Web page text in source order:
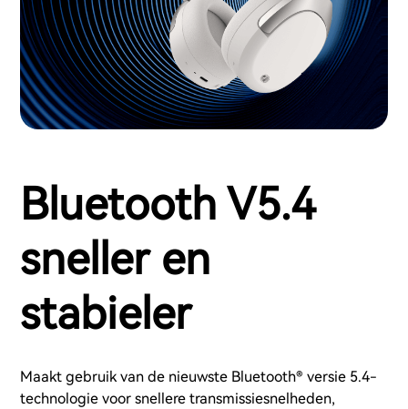
Bluetooth V5.4
sneller en
stabieler
Maakt gebruik van de nieuwste Bluetooth® versie 5.4-
technologie voor snellere transmissiesnelheden,